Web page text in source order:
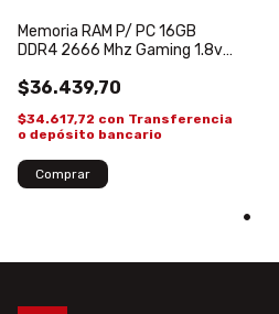
Memoria RAM P/ PC 16GB
DDR4 2666 Mhz Gaming 1.8v
$36.439,70
$34.617,72 con Transferencia
o depósito bancario